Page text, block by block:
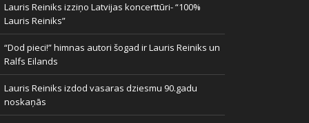
Lauris Reiniks izziņo Latvijas koncerttūri- “100%
Lauris Reiniks”
“Dod pieci!” himnas autori šogad ir Lauris Reiniks un
Ralfs Eilands
Lauris Reiniks izdod vasaras dziesmu 90.gadu
noskaņās